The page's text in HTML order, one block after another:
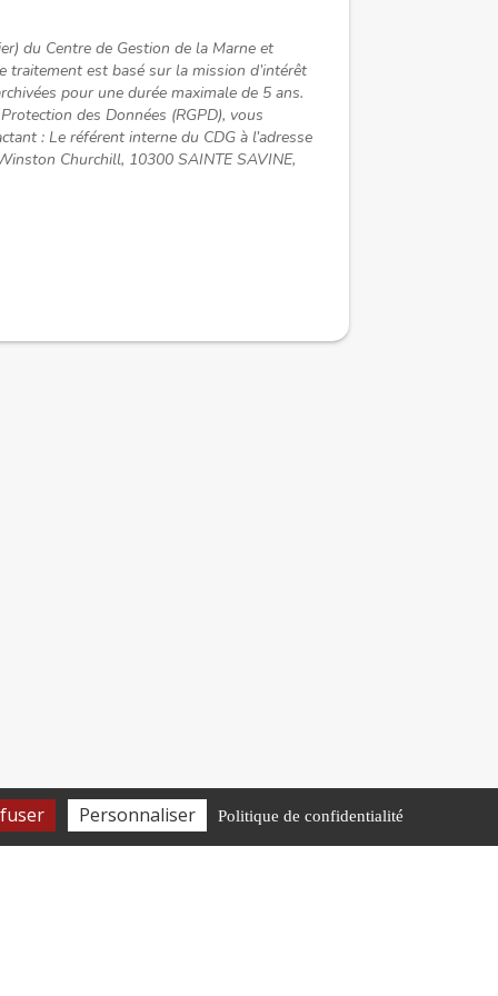
du Centre de Gestion de la Marne et
traitement est basé sur la mission d’intérêt
pour une durée maximale de 5 ans.
des Données (RGPD), vous
: Le référent interne du CDG à l’adresse
Churchill, 10300 SAINTE SAVINE,
Personnaliser Politique de confidentialité